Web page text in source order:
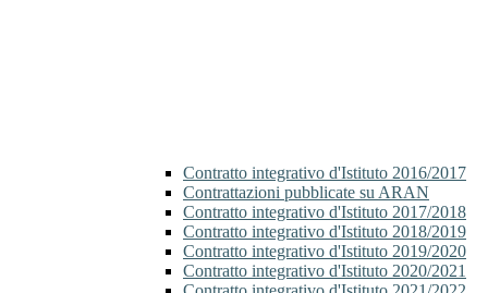
Contratto integrativo d'Istituto 2016/2017
Contrattazioni pubblicate su ARAN
Contratto integrativo d'Istituto 2017/2018
Contratto integrativo d'Istituto 2018/2019
Contratto integrativo d'Istituto 2019/2020
Contratto integrativo d'Istituto 2020/2021